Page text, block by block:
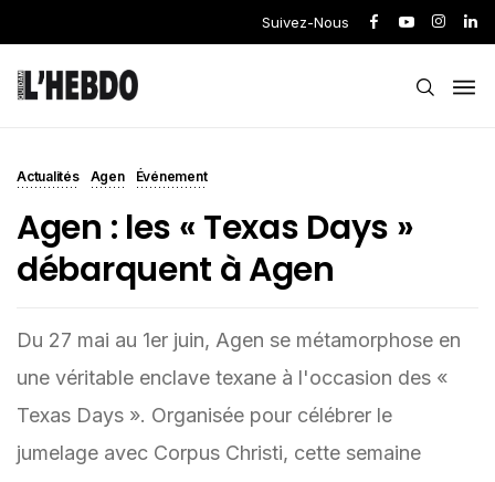
Suivez-Nous
Actualités Agen Événement
Agen : les « Texas Days »
débarquent à Agen
Du 27 mai au 1er juin, Agen se métamorphose en
une véritable enclave texane à l'occasion des «
Texas Days ». Organisée pour célébrer le
jumelage avec Corpus Christi, cette semaine